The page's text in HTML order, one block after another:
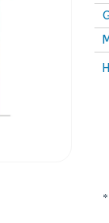
Wiederverwendung